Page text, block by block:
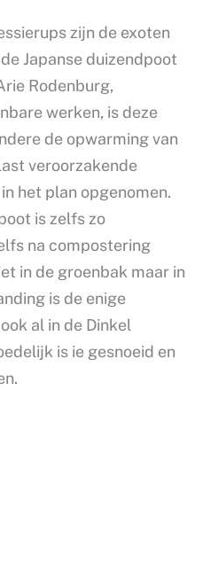
zijn de exoten
Japanse duizendpoot
Rodenburg,
werken, is deze
de opwarming van
veroorzakende
het plan opgenomen.
is zelfs zo
na compostering
in de groenbak maar in
is de enige
al in de Dinkel
is ie gesnoeid en